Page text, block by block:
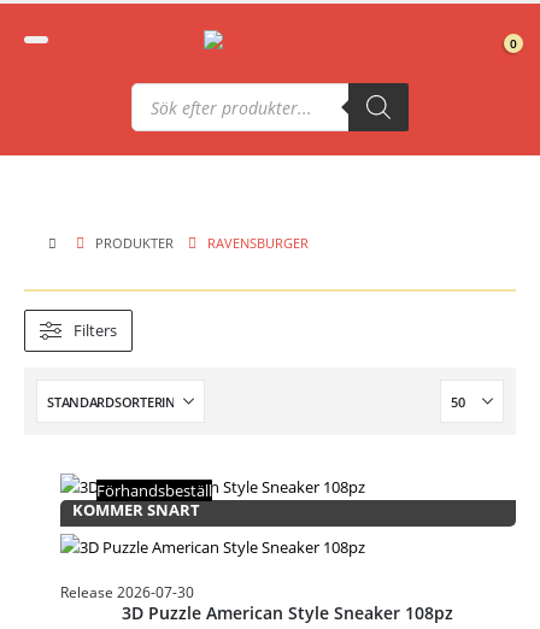
0
Produktsökning
PRODUKTER RAVENSBURGER
Filters
KOMMER SNART
Release 2026-07-30
Förhandsbeställ
3D Puzzle American Style Sneaker 108pz